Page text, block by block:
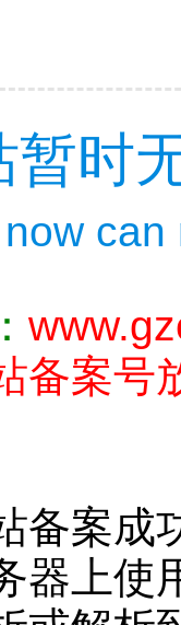
暂时
备案号
备案成
器上使